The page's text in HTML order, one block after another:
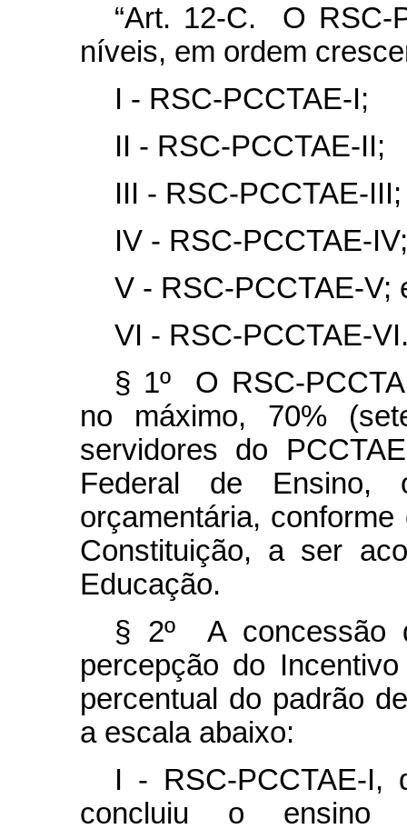
“Art. 12-C. O RSC-
níveis, em ordem
I - RSC-PCCTAE-I;
II - RSC-PCCTAE-II;
III - RSC-PCCTAE-III;
IV - RSC-PCCTAE-IV;
V - RSC-PCCTAE-V;
VI - RSC-PCCTAE-
§ 1º O RSC-
no máximo, 70%
servidores do
Federal de Ensino,
orçamentária,
Constituição, a ser
Educação.
§ 2º A concessão
percepção do
percentual do padrão
a escala abaixo:
I - RSC-PCCTAE-I,
concluiu o ensino